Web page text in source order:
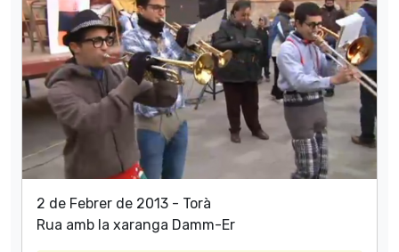
2 de Febrer de 2013 - Torà
Rua amb la xaranga Damm-Er